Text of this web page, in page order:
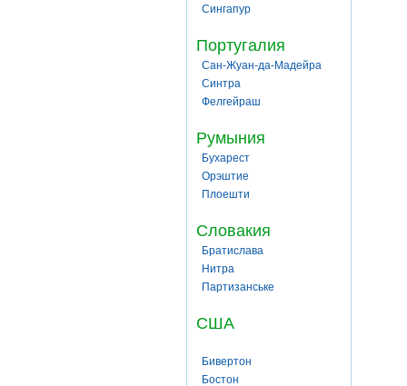
Сингапур
Португалия
Сан-Жуан-да-Мадейра
Синтра
Фелгейраш
Румыния
Бухарест
Орэштие
Плоешти
Словакия
Братислава
Нитра
Партизанське
США
Бивертон
Бостон